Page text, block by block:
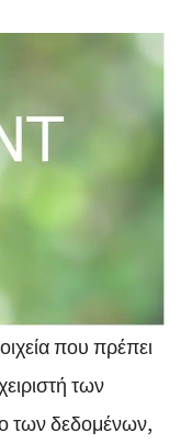
που πρέπει
των
των δεδομένων,